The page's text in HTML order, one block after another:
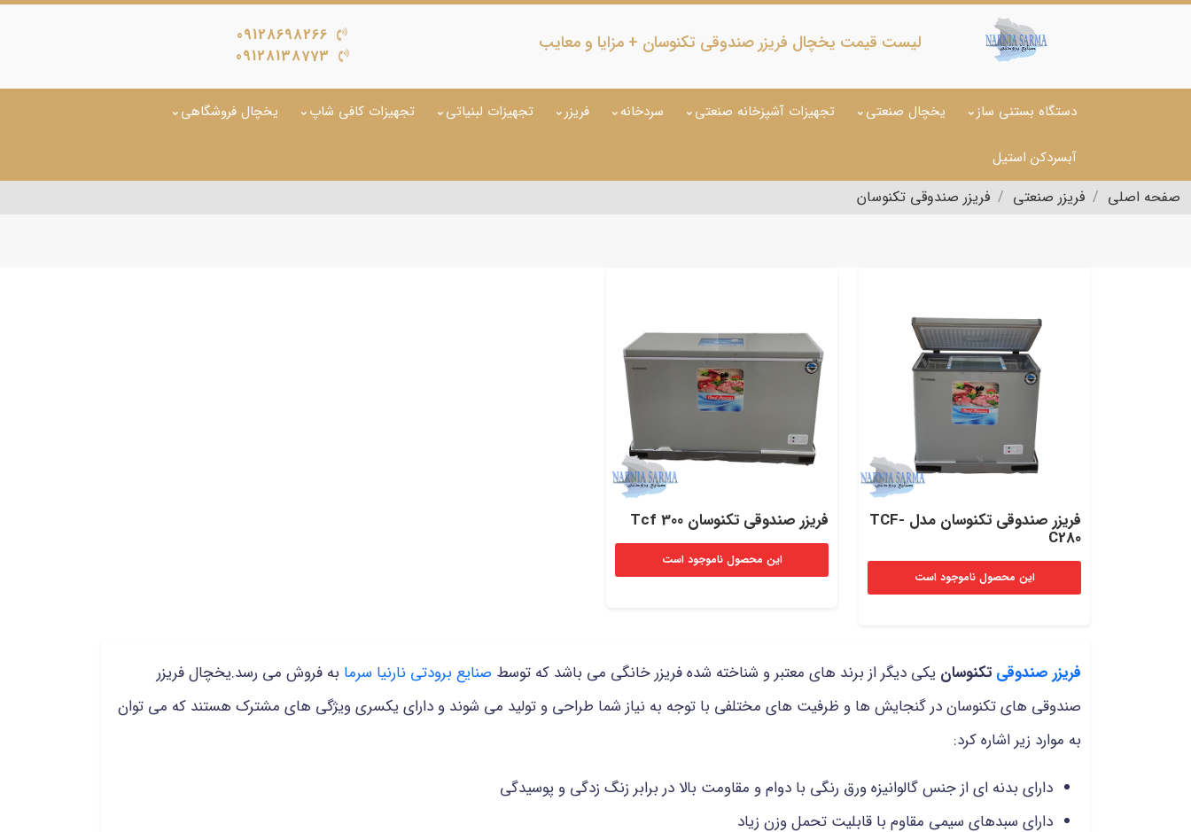
لیست قیمت یخچال فریزر صندوقی تکنوسان + مزایا و معایب
09128698266
09128138773
دستگاه بستنی ساز یخچال صنعتی تجهیزات آشپزخانه صنعتی سردخانه فریزر تجهیزات لبنیاتی تجهیزات کافی شاپ یخچال فروشگاهی
آبسردکن استیل
صفحه اصلی فریزر صنعتی فریزر صندوقی تکنوسان
فریزر صندوقی تکنوسان مدل TCF-
C280
این محصول ناموجود است
فریزر صندوقی تکنوسان Tcf 300
این محصول ناموجود است
فریزر صندوقی تکنوسان یکی دیگر از برند های معتبر و شناخته شده فریزر خانگی می باشد که توسط صنایع برودتی نارنیا سرما به فروش می رسد.یخچال فریزر
صندوقی های تکنوسان در گنجایش ها و ظرفیت های مختلفی با توجه به نیاز شما طراحی و تولید می شوند و دارای یکسری ویژگی های مشترک هستند که می توان
به موارد زیر اشاره کرد:
دارای بدنه ای از جنس گالوانیزه ورق رنگی با دوام و مقاومت بالا در برابر زنگ زدگی و پوسیدگی
دارای سبدهای سیمی مقاوم با قابلیت تحمل وزن زیاد